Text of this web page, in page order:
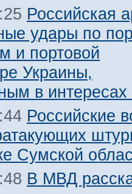
Российская
удары по
и портовой
Украины,
в
Российские
Сумской
В МВД